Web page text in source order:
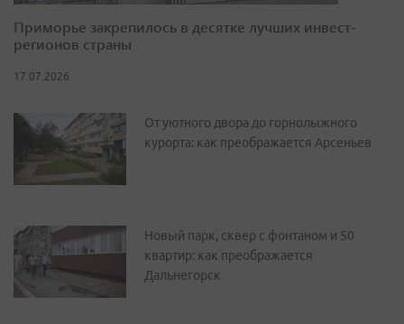
Приморье закрепилось в десятке лучших инвест-
регионов страны
17.07.2026
От уютного двора до горнолыжного
курорта: как преображается Арсеньев
Новый парк, сквер с фонтаном и 50
квартир: как преображается
Дальнегорск